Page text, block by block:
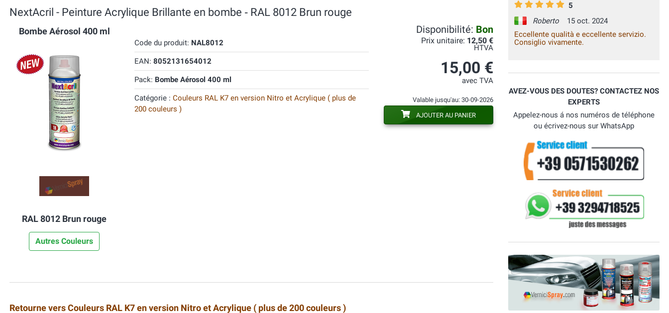
NextAcril - Peinture Acrylique Brillante en bombe ‐ RAL 8012 Brun rouge
Bombe Aérosol 400 ml
RAL 8012 Brun rouge
Autres Couleurs
Code du produit: NAL8012
EAN: 8052131654012
Pack: Bombe Aérosol 400 ml
Catégorie : Couleurs RAL K7 en version Nitro et Acrylique ( plus de
200 couleurs )
Disponibilité: Bon
Prix unitaire: 12,50 €
HTVA
15,00 €
avec TVA
Valable jusqu'au: 30-09-2026
AJOUTER AU PANIER
Retourne vers Couleurs RAL K7 en version Nitro et Acrylique ( plus de 200 couleurs )
5
Roberto
15 oct. 2024
Eccellente qualità e eccellente servizio.
Consiglio vivamente.
AVEZ-VOUS DES DOUTES? CONTACTEZ NOS
EXPERTS
Appelez-nous á nos numéros de téléphone
ou écrivez-nous sur WhatsApp